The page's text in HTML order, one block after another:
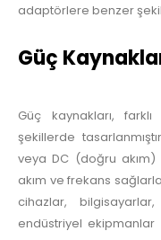
adaptörlere benzer
Güç
Güç kaynakları,
şekillerde
veya DC (doğru
akım ve frekans
cihazlar,
endüstriyel